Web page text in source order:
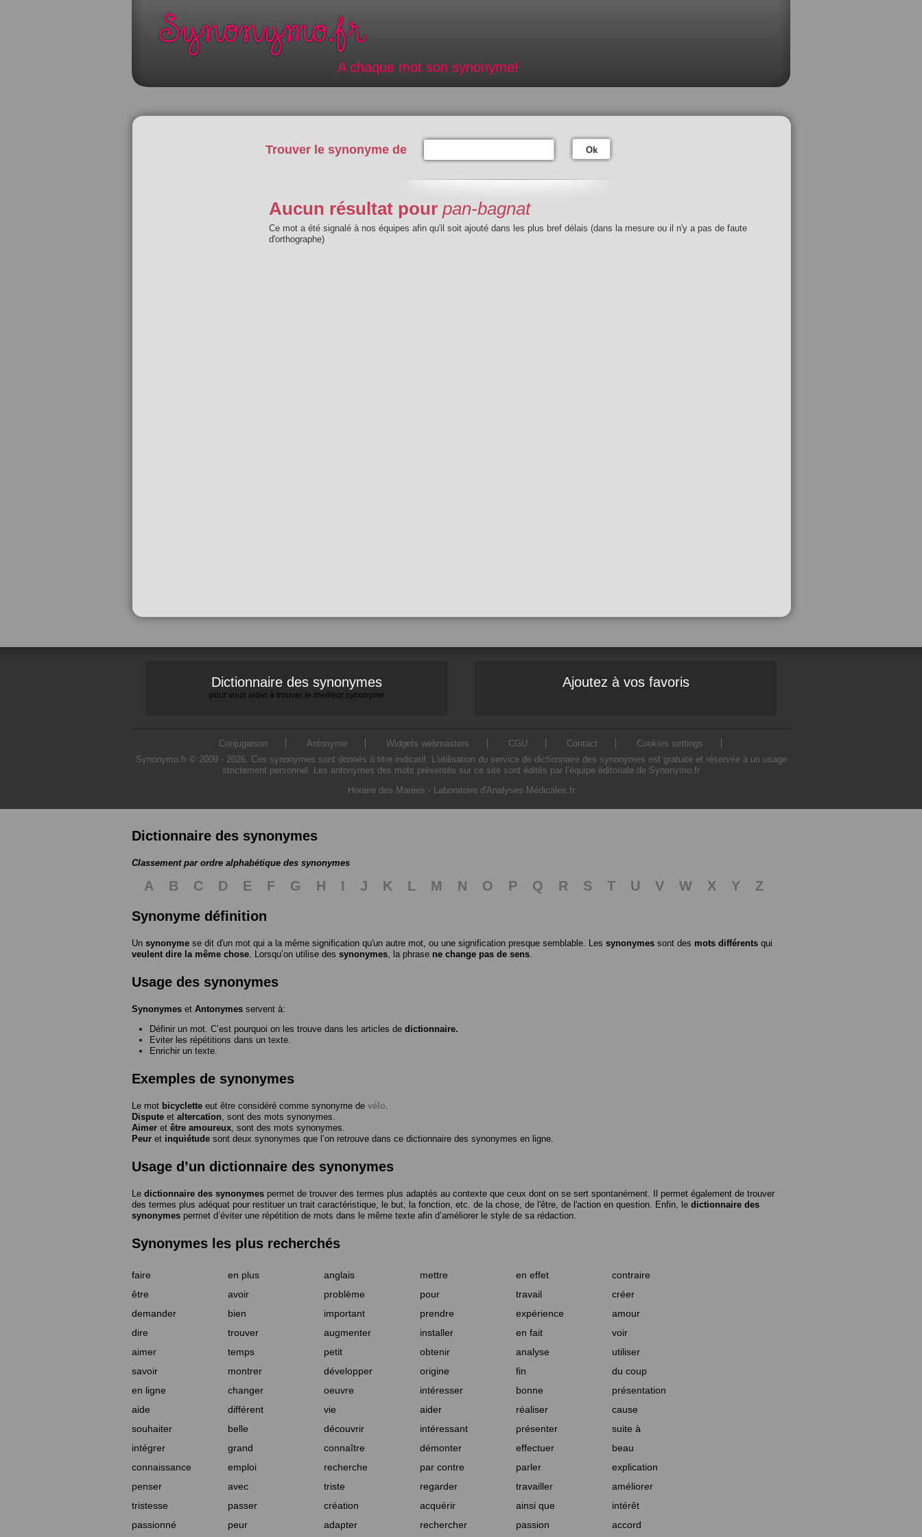
A chaque mot son synonyme!
Trouver le synonyme de Ok
Aucun résultat pour pan-bagnat
Ce mot a été signalé à nos équipes afin qu'il soit ajouté dans les plus bref délais (dans la mesure ou il n'y a pas de faute
d'orthographe)
Dictionnaire des synonymes
pour vous aider à trouver le meilleur synonyme
Ajoutez à vos favoris
Conjugaison Antonyme Widgets webmasters CGU Contact
Cookies settings
Synonymo.fr © 2009 - 2026. Ces synonymes sont donnés à titre indicatif. L'utilisation du service de dictionnaire des synonymes est gratuite et réservée à un usage
strictement personnel. Les antonymes des mots présentés sur ce site sont édités par l’équipe éditoriale de Synonymo.fr
Horaire des Marées - Laboratoire d'Analyses Médicales.fr
Dictionnaire des synonymes
Classement par ordre alphabétique des synonymes
A B C D E F G H I J K L M N O P Q R S T U V W X Y
Z
Synonyme définition
Un synonyme se dit d'un mot qui a la même signification qu'un autre mot, ou une signification presque semblable. Les synonymes sont des mots différents qui
veulent dire la même chose . Lorsqu’on utilise des synonymes , la phrase ne change pas de sens
Usage des synonymes
Synonymes et Antonymes servent à:
Définir un mot. C’est pourquoi on les trouve dans les articles de dictionnaire.
Eviter les répétitions dans un texte.
Enrichir un texte.
Exemples de synonymes
Le mot bicyclette eut être considéré comme synonyme de vélo
Dispute et altercation , sont des mots synonymes.
Aimer et être amoureux , sont des mots synonymes.
Peur et inquiétude sont deux synonymes que l’on retrouve dans ce dictionnaire des synonymes en ligne.
Usage d’un dictionnaire des synonymes
Le dictionnaire des synonymes permet de trouver des termes plus adaptés au contexte que ceux dont on se sert spontanément. Il permet également de trouver
des termes plus adéquat pour restituer un trait caractéristique, le but, la fonction, etc. de la chose, de l'être, de l'action en question. Enfin, le dictionnaire des
synonymes permet d’éviter une répétition de mots dans le même texte afin d’améliorer le style de sa rédaction.
Synonymes les plus recherchés
faire en plus anglais mettre en effet
contraire
être
avoir problème pour travail
créer
demander
bien important prendre expérience
amour
dire
trouver augmenter installer en fait
voir
aimer
temps petit obtenir analyse
utiliser
savoir
montrer développer origine fin
du coup
en ligne
changer oeuvre intéresser bonne
présentation
aide
différent vie aider réaliser
cause
souhaiter
belle découvrir intéressant présenter
suite à
intégrer
grand connaître démonter effectuer
beau
connaissance
emploi recherche par contre parler
explication
penser
avec triste regarder travailler
améliorer
tristesse
passer création acquérir ainsi que
intérêt
passionné
peur adapter rechercher passion accord